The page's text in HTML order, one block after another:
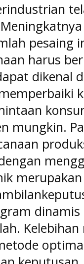
pesaing
harus
dikenal
mungkin.